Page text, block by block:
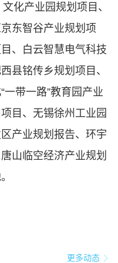
化产业园规划项目、
东智谷产业规划项
、白云智慧电气科技
县铭传乡规划项目、
带一路”教育园产业
目、无锡徐州工业园
产业规划报告、环宇
山临空经济产业规划
更多动态